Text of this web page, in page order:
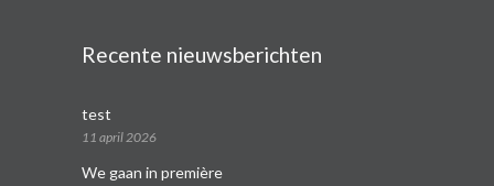
Recente nieuwsberichten
test
11 april 2026
We gaan in première